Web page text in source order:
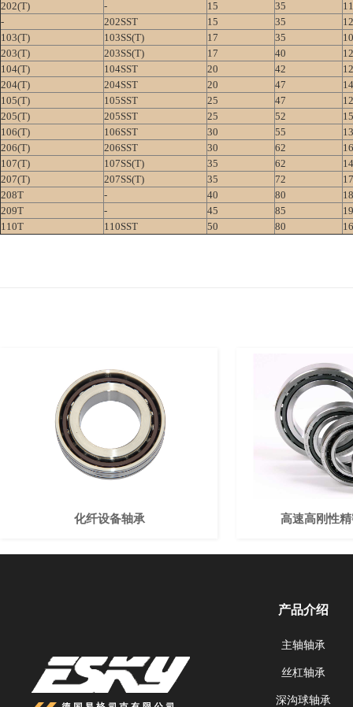
202(T)
- 15 35
11
-
202SST 15 35
103(T)
103SS(T) 17 35
10
203(T)
203SS(T) 17 40
12
104(T)
104SST 20 42
12
204(T)
204SST 20 47
14
105(T)
105SST 25 47
12
205(T)
205SST 25 52
15
106(T)
106SST 30 55
13
206(T)
206SST 30 62
16
107(T)
107SS(T) 35 62
14
207(T)
207SS(T) 35 72
17
208T
- 40 80
18
209T
- 45 85
19
110T
110SST 50 80 16
化纤设备轴承 高速高刚性
产品介绍
主轴轴承
丝杠轴承
深沟球轴承